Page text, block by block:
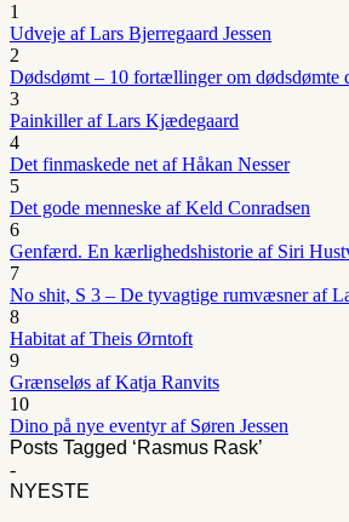
1
Udveje af Lars Bjerregaard Jessen
2
Dødsdømt – 10 fortællinger om dødsdømte
3
Painkiller af Lars Kjædegaard
4
Det finmaskede net af Håkan Nesser
5
Det gode menneske af Keld Conradsen
6
Genfærd. En kærlighedshistorie af Siri
7
No shit, S 3 – De tyvagtige rumvæsner af
8
Habitat af Theis Ørntoft
9
Grænseløs af Katja Ranvits
10
Dino på nye eventyr af Søren Jessen
Posts Tagged ‘Rasmus Rask’
-
NYESTE